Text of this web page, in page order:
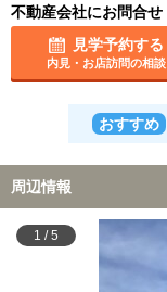
不動産会社にお問合せ
見学予約する
内見・お店訪問の相談
おすすめ
周辺情報
1 /5